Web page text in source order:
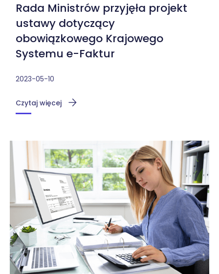
Rada Ministrów przyjęła projekt
ustawy dotyczący
obowiązkowego Krajowego
Systemu e-Faktur
2023-05-10
Czytaj więcej